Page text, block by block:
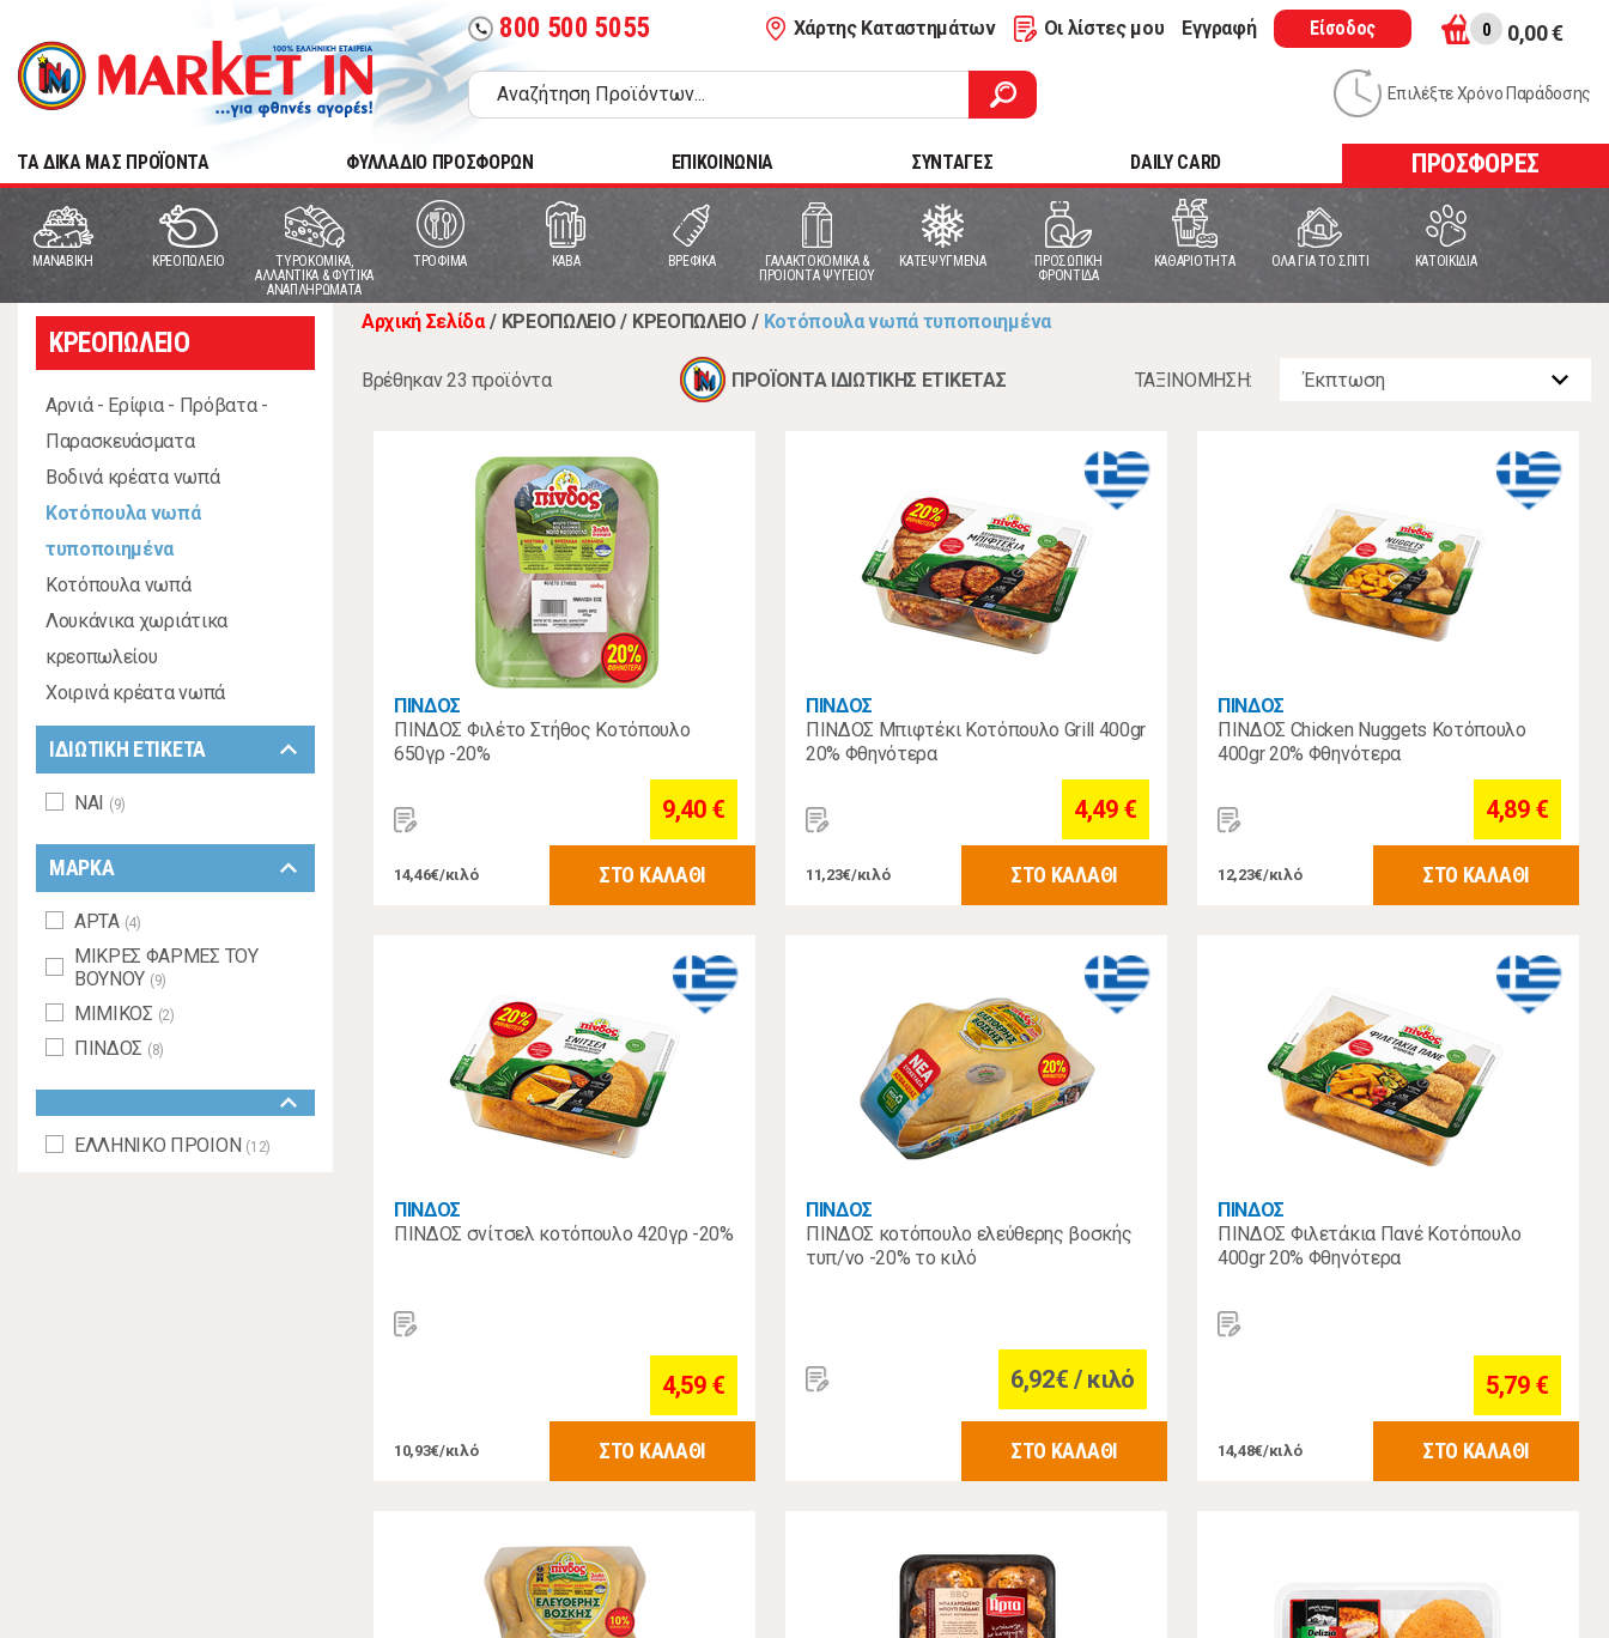
call 800 500 5055 Χάρτης Καταστημάτων Οι λίστες μου Εγγραφή Είσοδος 0 0,00 €
Επιλέξτε Χρόνο Παράδοσης
TA ΔΙΚΑ ΜΑΣ ΠΡΟΪΟΝΤΑ ΦΥΛΛΑΔΙΟ ΠΡΟΣΦΟΡΩΝ ΕΠΙΚΟΙΝΩΝΙΑ ΣΥΝΤΑΓΕΣ DAILY CARD ΠΡΟΣΦΟΡΕΣ
MANABIKH ΚΡΕΟΠΩΛΕΙΟ
ΤΥΡΟΚΟΜΙΚΑ,
ΑΛΛΑΝΤΙΚΑ & ΦΥΤΙΚΑ
ΑΝΑΠΛΗΡΩΜΑΤΑ
ΤΡΟΦΙΜΑ ΚΑΒΑ ΒΡΕΦΙΚΑ
ΓΑΛΑΚΤΟΚΟΜΙΚΑ &
ΠΡΟΙΟΝΤΑ ΨΥΓΕΙΟΥ
ΚΑΤΕΨΥΓΜΕΝΑ
ΠΡΟΣΩΠΙΚΗ
ΦΡΟΝΤΙΔΑ
ΚΑΘΑΡΙΟΤΗΤΑ ΟΛΑ ΓΙΑ ΤΟ ΣΠΙΤΙ ΚΑΤΟΙΚΙΔΙΑ
ΚΡΕΟΠΩΛΕΙΟ
Αρνιά - Ερίφια - Πρόβατα -
Παρασκευάσματα
Βοδινά κρέατα νωπά
Κοτόπουλα νωπά
τυποποιημένα
Κοτόπουλα νωπά
Λουκάνικα χωριάτικα
κρεοπωλείου
Χοιρινά κρέατα νωπά
ΙΔΙΩΤΙΚΗ ΕΤΙΚΕΤΑ keyboard_arrow_down
ΝΑΙ (9)
ΜΑΡΚΑ keyboard_arrow_down
ΑΡΤΑ (4)
ΜΙΚΡΕΣ ΦΑΡΜΕΣ ΤΟΥ
ΒΟΥΝΟΥ (9)
ΜΙΜΙΚΟΣ (2)
ΠΙΝΔΟΣ (8)
keyboard_arrow_down
ΕΛΛΗΝΙΚΟ ΠΡΟΙΟΝ (12)
Αρχική Σελίδα / ΚΡΕΟΠΩΛΕΙΟ / ΚΡΕΟΠΩΛΕΙΟ / Κοτόπουλα νωπά τυποποιημένα
Βρέθηκαν 23 προϊόντα ΠΡΟΪΟΝΤΑ ΙΔΙΩΤΙΚΗΣ ΕΤΙΚΕΤΑΣ ΤΑΞΙΝOΜΗΣΗ:
ΠΙΝΔΟΣ
ΠΙΝΔΟΣ Φιλέτο Στήθος Κοτόπουλο
650γρ -20%
9,40 €
14,46€/κιλό ΣΤΟ ΚΑΛΑΘΙ
ΠΙΝΔΟΣ
ΠΙΝΔΟΣ Μπιφτέκι Κοτόπουλο Grill 400gr
20% Φθηνότερα
4,49 €
11,23€/κιλό ΣΤΟ ΚΑΛΑΘΙ
ΠΙΝΔΟΣ
ΠΙΝΔΟΣ Chicken Nuggets Κοτόπουλο
400gr 20% Φθηνότερα
4,89 €
12,23€/κιλό ΣΤΟ ΚΑΛΑΘΙ
ΠΙΝΔΟΣ
ΠΙΝΔΟΣ σνίτσελ κοτόπουλο 420γρ -20%
4,59 €
10,93€/κιλό ΣΤΟ ΚΑΛΑΘΙ
ΠΙΝΔΟΣ
ΠΙΝΔΟΣ κοτόπουλο ελεύθερης βοσκής
τυπ/νο -20% το κιλό
6,92€ / κιλό
ΣΤΟ ΚΑΛΑΘΙ
ΠΙΝΔΟΣ
ΠΙΝΔΟΣ Φιλετάκια Πανέ Κοτόπουλο
400gr 20% Φθηνότερα
5,79 €
14,48€/κιλό ΣΤΟ ΚΑΛΑΘΙ